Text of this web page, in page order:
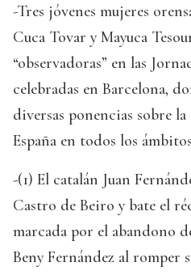
-Tres jóvenes mujeres
Cuca Tovar y Mayuca
“observadoras” en las
celebradas en Barcelona,
diversas ponencias sobre
España en todos los
-(1) El catalán Juan
Castro de Beiro y bate el
marcada por el abandono
Beny Fernández al romper